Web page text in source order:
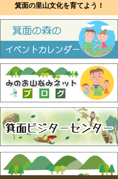
箕面の里山文化を育てよう！